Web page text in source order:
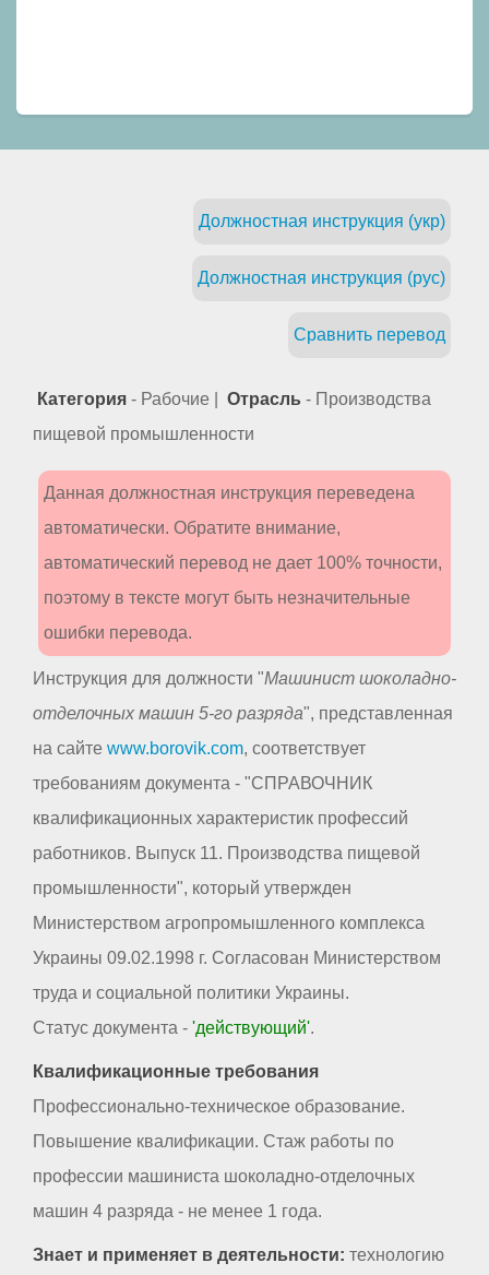
Должностная инструкция (укр)
Должностная инструкция (рус)
Сравнить перевод
Категория - Рабочие | Отрасль - Производства
пищевой промышленности
Данная должностная инструкция переведена
автоматически. Обратите внимание,
автоматический перевод не дает 100% точности,
поэтому в тексте могут быть незначительные
ошибки перевода.
Инструкция для должности "Машинист шоколадно-
отделочных машин 5-го разряда", представленная
на сайте www.borovik.com, соответствует
требованиям документа - "СПРАВОЧНИК
квалификационных характеристик профессий
работников. Выпуск 11. Производства пищевой
промышленности", который утвержден
Министерством агропромышленного комплекса
Украины 09.02.1998 г. Согласован Министерством
труда и социальной политики Украины.
Статус документа - 'действующий'.
Квалификационные требования
Профессионально-техническое образование.
Повышение квалификации. Стаж работы по
профессии машиниста шоколадно-отделочных
машин 4 разряда - не менее 1 года.
Знает и применяет в деятельности: технологию